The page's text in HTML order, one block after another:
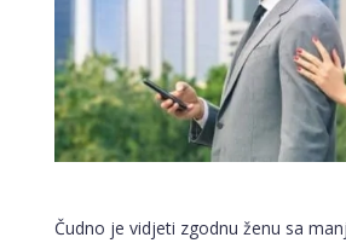
Čudno je vidjeti zgodnu ženu sa